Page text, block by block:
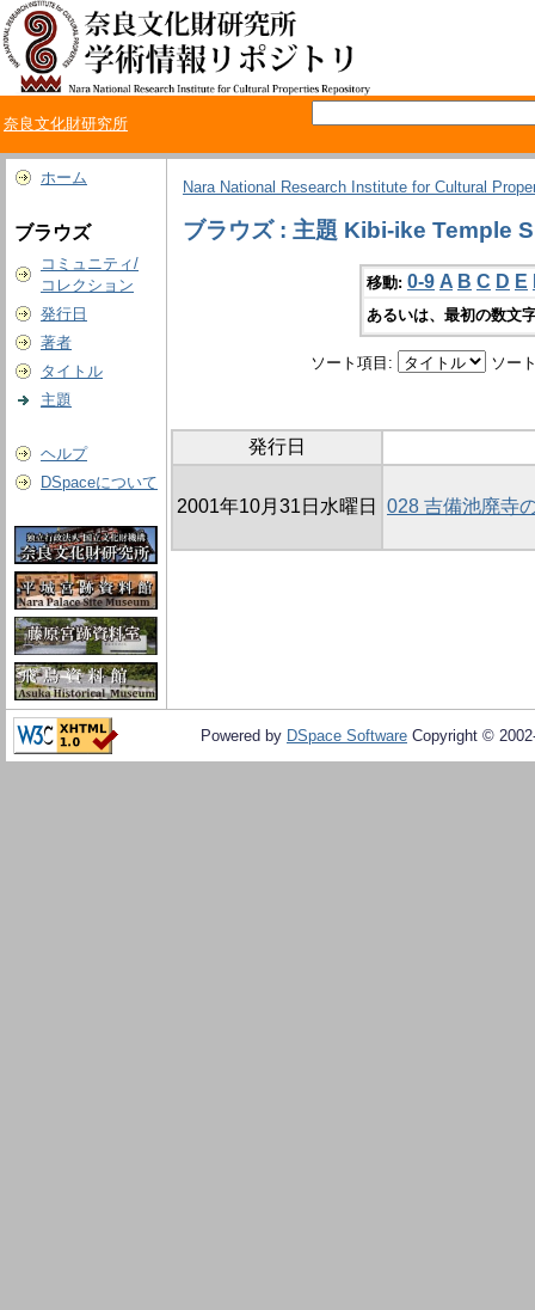
奈良文化財研究所
ホーム
ブラウズ
コミュニティ/
コレクション
発行日
著者
タイトル
主題
ヘルプ
DSpaceについて
Nara National Research Institute for Cultural
ブラウズ : 主題 Kibi-ike Temple
移動: 0-9 A B C D E
あるいは、最初の数文
ソート項目: ソー
発行日
2001年10月31日水曜日 028 吉備池廃寺
Powered by DSpace Software Copyright ©